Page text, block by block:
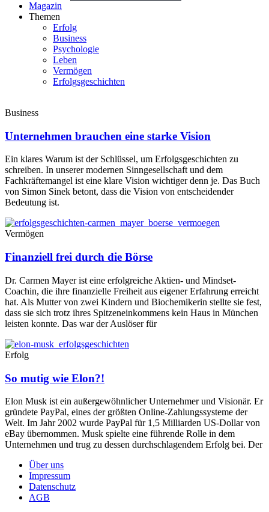
Magazin
Themen
Erfolg
Business
Psychologie
Leben
Vermögen
Erfolgsgeschichten
Business
Unternehmen brauchen eine starke Vision
Ein klares Warum ist der Schlüssel, um Erfolgsgeschichten zu
schreiben. In unserer modernen Sinngesellschaft und dem
Fachkräftemangel ist eine klare Vision wichtiger denn je. Das Buch
von Simon Sinek betont, dass die Vision von entscheidender
Bedeutung ist.
Vermögen
Finanziell frei durch die Börse
Dr. Carmen Mayer ist eine erfolgreiche Aktien- und Mindset-
Coachin, die ihre finanzielle Freiheit aus eigener Erfahrung erreicht
hat. Als Mutter von zwei Kindern und Biochemikerin stellte sie fest,
dass sie sich trotz ihres Spitzeneinkommens kein Haus in München
leisten konnte. Das war der Auslöser für
Erfolg
So mutig wie Elon?!
Elon Musk ist ein außergewöhnlicher Unternehmer und Visionär. Er
gründete PayPal, eines der größten Online-Zahlungssysteme der
Welt. Im Jahr 2002 wurde PayPal für 1,5 Milliarden US-Dollar von
eBay übernommen. Musk spielte eine führende Rolle in dem
Unternehmen und trug zu dessen durchschlagendem Erfolg bei. Der
Über uns
Impressum
Datenschutz
AGB